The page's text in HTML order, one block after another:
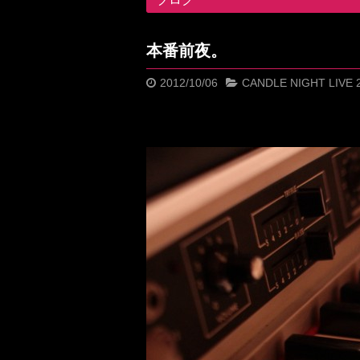
本番前夜。
2012/10/06 CANDLE NIGHT LIVE